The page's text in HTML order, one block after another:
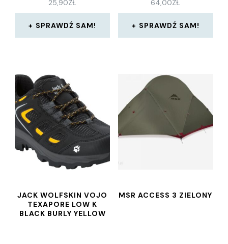
25,90ZŁ
SPRAWDŹ SAM!
64,00ZŁ
SPRAWDŹ SAM!
JACK WOLFSKIN VOJO
TEXAPORE LOW K
BLACK BURLY YELLOW
MSR ACCESS 3 ZIELONY